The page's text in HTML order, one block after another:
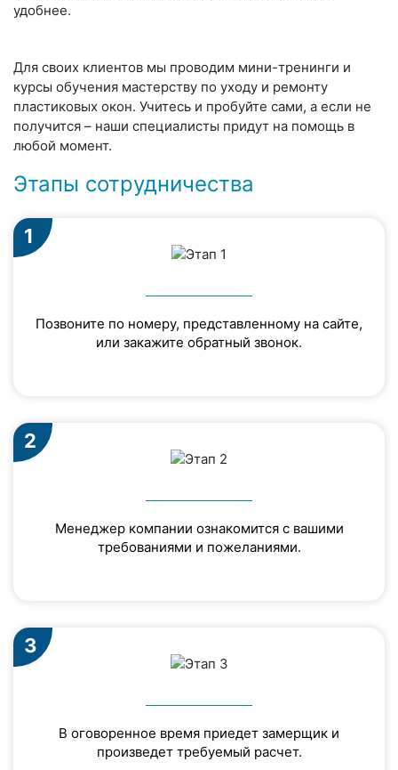
удобнее.
Для своих клиентов мы проводим мини-тренинги и
курсы обучения мастерству по уходу и ремонту
пластиковых окон. Учитесь и пробуйте сами, а если не
получится – наши специалисты придут на помощь в
любой момент.
Этапы сотрудничества
1
Позвоните по номеру, представленному на сайте,
или закажите обратный звонок.
2
Менеджер компании ознакомится с вашими
требованиями и пожеланиями.
3
В оговоренное время приедет замерщик и
произведет требуемый расчет.